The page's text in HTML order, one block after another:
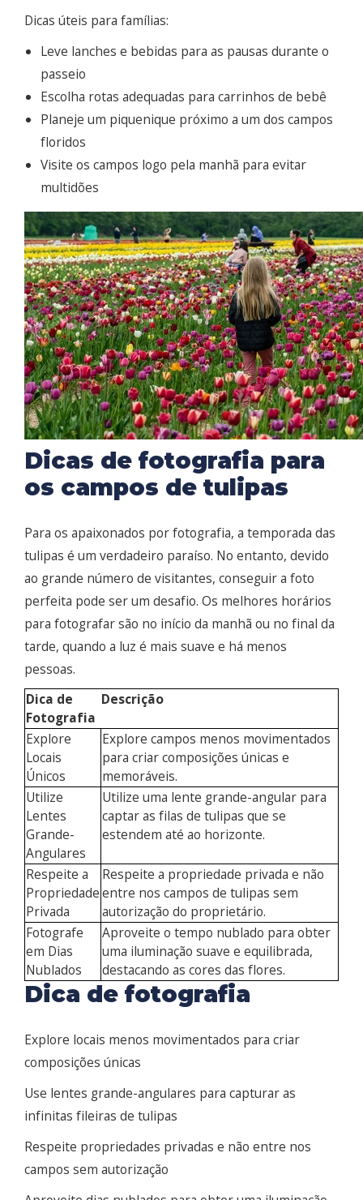
Dicas úteis para famílias:
Leve lanches e bebidas para as pausas durante o
passeio
Escolha rotas adequadas para carrinhos de bebê
Planeje um piquenique próximo a um dos campos
floridos
Visite os campos logo pela manhã para evitar
multidões
Dicas de fotografia para
os campos de tulipas
Para os apaixonados por fotografia, a temporada das
tulipas é um verdadeiro paraíso. No entanto, devido
ao grande número de visitantes, conseguir a foto
perfeita pode ser um desafio. Os melhores horários
para fotografar são no início da manhã ou no final da
tarde, quando a luz é mais suave e há menos
pessoas.
Dica de
Fotografia
Descrição
Explore
Locais
Únicos
Explore campos menos movimentados
para criar composições únicas e
memoráveis.
Utilize
Lentes
Grande-
Angulares
Utilize uma lente grande-angular para
captar as filas de tulipas que se
estendem até ao horizonte.
Respeite a
Propriedade
Privada
Respeite a propriedade privada e não
entre nos campos de tulipas sem
autorização do proprietário.
Fotografe
em Dias
Nublados
Aproveite o tempo nublado para obter
uma iluminação suave e equilibrada,
destacando as cores das flores.
Dica de fotografia
Explore locais menos movimentados para criar
composições únicas
Use lentes grande-angulares para capturar as
infinitas fileiras de tulipas
Respeite propriedades privadas e não entre nos
campos sem autorização